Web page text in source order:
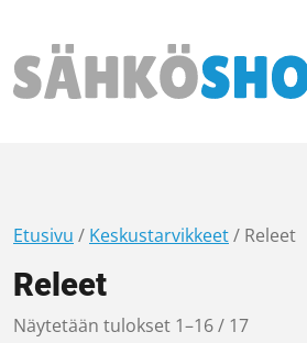
Päävalikko
Etusivu / Keskustarvikkeet/ Releet
Releet
Näytetään tulokset 1–16 / 17